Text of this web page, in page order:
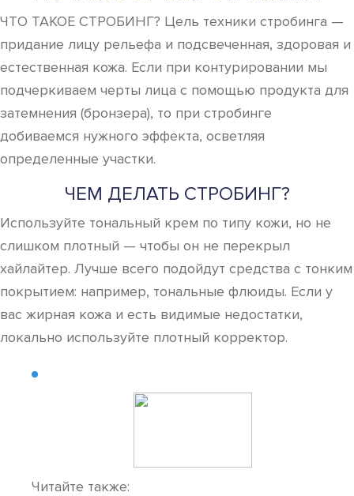
ЧТО ТАКОЕ СТРОБИНГ? Цель техники стробинга —
придание лицу рельефа и подсвеченная, здоровая и
естественная кожа. Если при контурировании мы
подчеркиваем черты лица с помощью продукта для
затемнения (бронзера), то при стробинге
добиваемся нужного эффекта, осветляя
определенные участки.
ЧЕМ ДЕЛАТЬ СТРОБИНГ?
Используйте тональный крем по типу кожи, но не
слишком плотный — чтобы он не перекрыл
хайлайтер. Лучше всего подойдут средства с тонким
покрытием: например, тональные флюиды. Если у
вас жирная кожа и есть видимые недостатки,
локально используйте плотный корректор.
Читайте также: